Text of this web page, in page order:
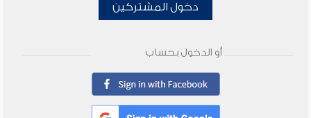
دخول المشتركين
أو الدخول بحساب